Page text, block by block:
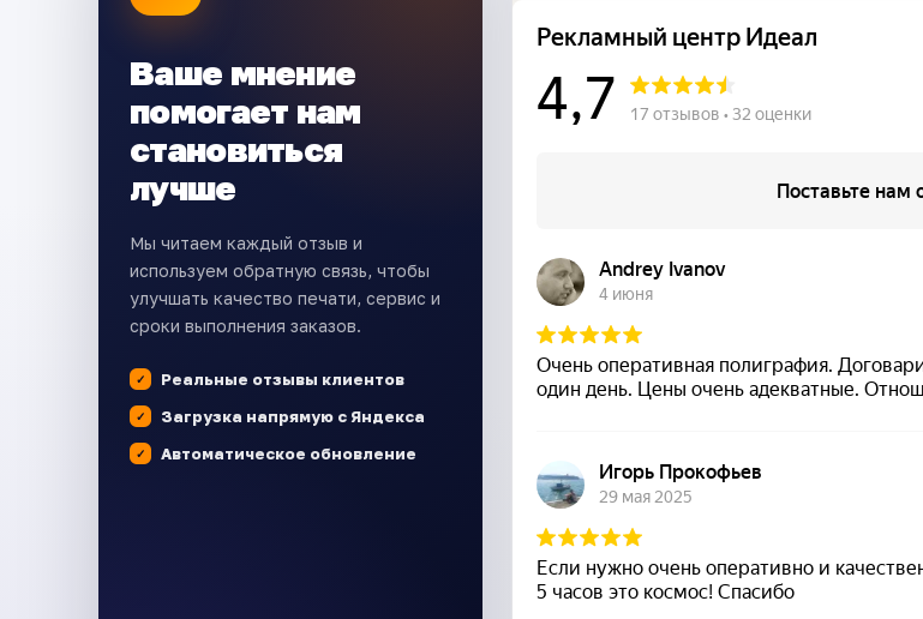
Ваше мнение
помогает нам
становиться
лучше
Мы читаем каждый отзыв и
используем обратную связь, чтобы
улучшать качество печати, сервис и
сроки выполнения заказов.
Реальные отзывы клиентов
Загрузка напрямую с Яндекса
Автоматическое обновление